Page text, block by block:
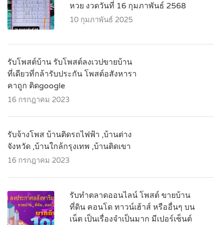
หวย งวดวันที่ 16 กุมภาพันธ์ 2568
10 กุมภาพันธ์ 2025
รับโพสต์บ้าน รับโพสต์ลงเวปขายบ้าน
ที่เดียวที่กล้ารับประกัน โพสต์อสังหารา
คาถูก ติดgoogle
16 กรกฎาคม 2023
รับจ้างโพส บ้านติดรถไฟฟ้า ,บ้านต่าง
จังหวัด ,บ้านใกล้กรุงเทพ ,บ้านติดเขา
16 กรกฎาคม 2023
รับทำตลาดออนไลน์ โพสต์ ขายบ้าน
ที่ดิน คอนโด ทาวน์เฮ้าส์ หรืออื่นๆ บน
เน็ต เป็นเรื่องจำเป็นมาก มีเปอร์เซ็นต์